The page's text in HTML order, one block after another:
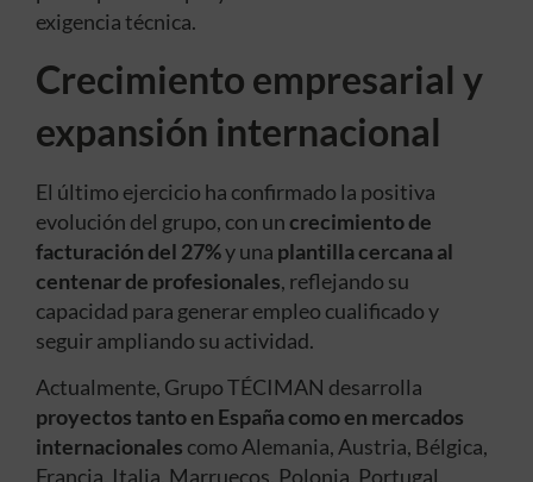
exigencia técnica.
Crecimiento empresarial y
expansión internacional
El último ejercicio ha confirmado la positiva
evolución del grupo, con uncrecimiento de
facturación del 27%y una plantilla cercana al
centenar de profesionales, reflejando su
capacidad para generar empleo cualificado y
seguir ampliando su actividad.
Actualmente, Grupo TÉCIMAN desarrolla
proyectos tanto en España como en mercados
internacionales como Alemania, Austria, Bélgica,
Francia, Italia, Marruecos, Polonia, Portugal,